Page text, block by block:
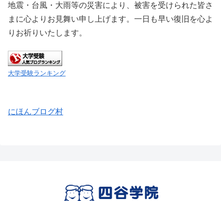
地震・台風・大雨等の災害により、被害を受けられた皆さ
まに心よりお見舞い申し上げます。一日も早い復旧を心よ
りお祈りいたします。
大学受験ランキング
にほんブログ村